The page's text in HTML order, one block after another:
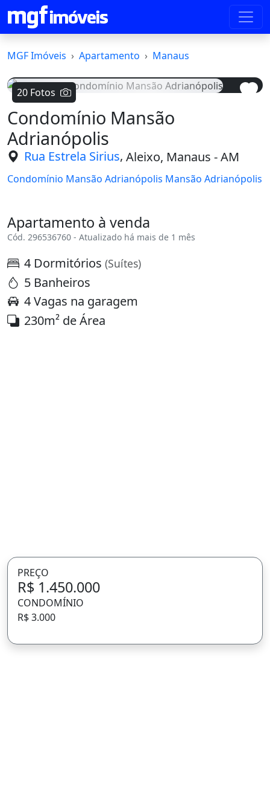
MGF Imóveis Apartamento Manaus
20 Fotos
Voltar
Condomínio Mansão
Adrianópolis
Rua Estrela Sirius, Aleixo, Manaus - AM
Condomínio Mansão Adrianópolis Mansão Adrianópolis
Apartamento à venda
Cód. 296536760 - Atualizado há mais de 1 mês
4 Dormitórios (Suítes)
5 Banheiros
4 Vagas na garagem
230m² de Área
PREÇO
R$ 1.450.000
CONDOMÍNIO
R$ 3.000